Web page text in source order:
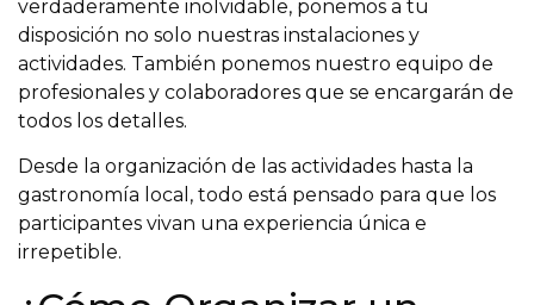
verdaderamente inolvidable, ponemos a tu
disposición no solo nuestras instalaciones y
actividades. También ponemos nuestro equipo de
profesionales y colaboradores que se encargarán de
todos los detalles.
Desde la organización de las actividades hasta la
gastronomía local, todo está pensado para que los
participantes vivan una experiencia única e
irrepetible.